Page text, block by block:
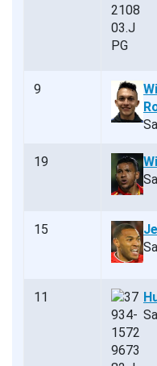
9
19
15
11